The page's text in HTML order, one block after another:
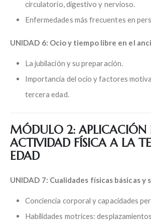
circulatorio, digestivo y nervioso.
Enfermedades más frecuentes en
UNIDAD 6: Ocio y tiempo libre en el
La jubilación y su preparación.
Importancia del ocio y factores
tercera edad.
MÓDULO 2: APLICACIÓN
ACTIVIDAD FÍSICA A LA
EDAD
UNIDAD 7: Cualidades físicas básicas
Conciencia corporal y capacidades
Habilidades motrices: